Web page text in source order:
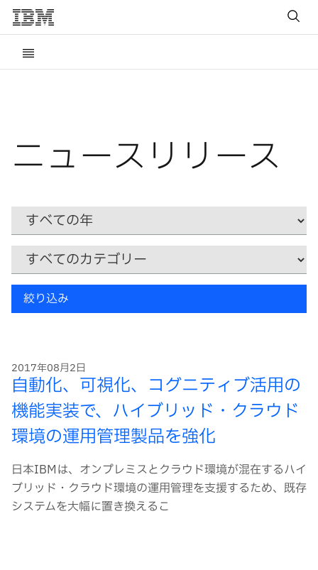
ニュースリリース
Year
カ
ゴ
リ
キ
ワ
絞り込み
2017年08月2日
自動化、可視化、コグニティブ活用の
機能実装で、ハイブリッド・クラウド
環境の運用管理製品を強化
日本IBMは、オンプレミスとクラウド環境が混在するハイ
ブリッド・クラウド環境の運用管理を支援するため、既存
システムを大幅に置き換えるこ